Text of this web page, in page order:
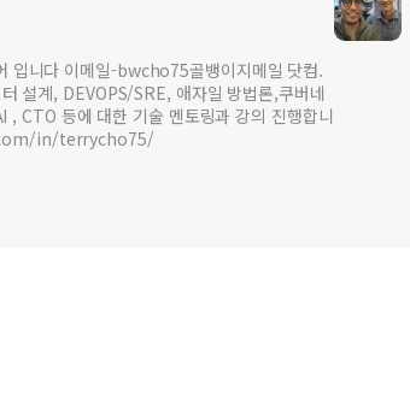
입니다 이메일-bwcho75골뱅이지메일 닷컴.
설계, DEVOPS/SRE, 애자일 방법론,쿠버네
CTO 등에 대한 기술 멘토링과 강의 진행합니
in/terrycho75/